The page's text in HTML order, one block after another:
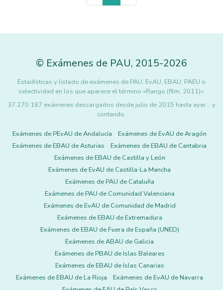
© Exámenes de PAU, 2015-2026
Estadísticas y listado de exámenes de PAU, EvAU, EBAU, PAEU o
selectividad en los que aparece el término «Rango (film, 2011)».
37.270.187 exámenes descargados desde julio de 2015 hasta ayer... y
contando.
Exámenes de PEvAU de Andalucía
Exámenes de EvAU de Aragón
Exámenes de EBAU de Asturias
Exámenes de EBAU de Cantabria
Exámenes de EBAU de Castilla y León
Exámenes de EvAU de Castilla-La Mancha
Exámenes de PAU de Cataluña
Exámenes de PAU de Comunidad Valenciana
Exámenes de EvAU de Comunidad de Madrid
Exámenes de EBAU de Extremadura
Exámenes de EBAU de Fuera de España (UNED)
Exámenes de ABAU de Galicia
Exámenes de PBAU de Islas Baleares
Exámenes de EBAU de Islas Canarias
Exámenes de EBAU de La Rioja
Exámenes de EvAU de Navarra